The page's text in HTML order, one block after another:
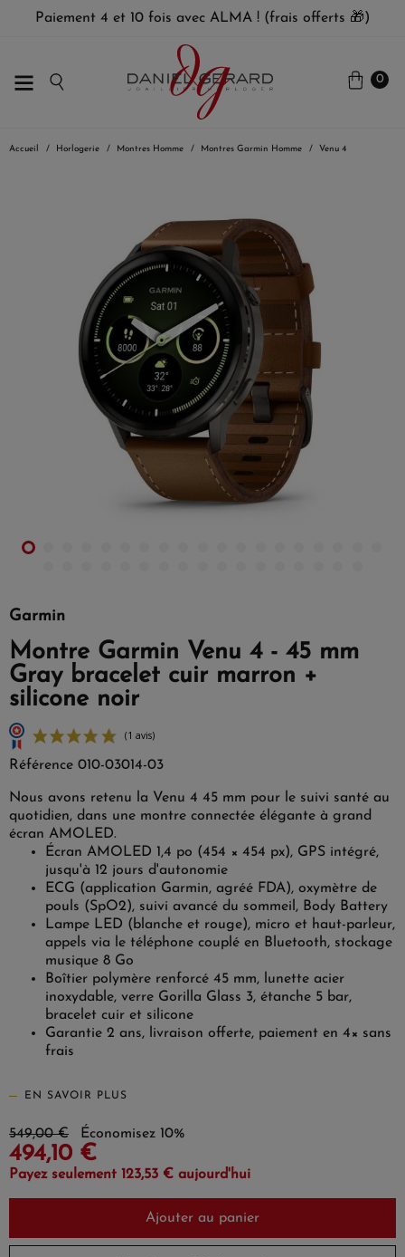
Paiement 4 et 10 fois avec ALMA ! (frais offerts 🎁)
0
Accueil Horlogerie Montres Homme Montres Garmin Homme Venu 4
Garmin
Montre Garmin Venu 4 - 45 mm
Gray bracelet cuir marron +
silicone noir
(1 avis)
Référence 010-03014-03
Nous avons retenu la Venu 4 45 mm pour le suivi santé au
quotidien, dans une montre connectée élégante à grand
écran AMOLED.
Écran AMOLED 1,4 po (454 × 454 px), GPS intégré,
jusqu'à 12 jours d'autonomie
ECG (application Garmin, agréé FDA), oxymètre de
pouls (SpO2), suivi avancé du sommeil, Body Battery
Lampe LED (blanche et rouge), micro et haut-parleur,
appels via le téléphone couplé en Bluetooth, stockage
musique 8 Go
Boîtier polymère renforcé 45 mm, lunette acier
inoxydable, verre Gorilla Glass 3, étanche 5 bar,
bracelet cuir et silicone
Garantie 2 ans, livraison offerte, paiement en 4× sans
frais
EN SAVOIR PLUS
549,00 € Économisez 10%
494,10 €
Payez seulement 123,53 € aujourd'hui
Ajouter au panier